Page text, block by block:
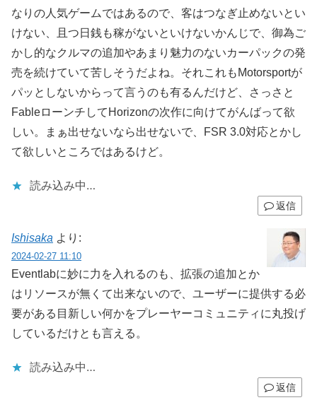
なりの人気ゲームではあるので、客はつなぎ止めないとい
けない、且つ日銭も稼がないといけないかんじで、御為ご
かし的なクルマの追加やあまり魅力のないカーパックの発
売を続けていて苦しそうだよね。それこれもMotorsportが
パッとしないからって言うのも有るんだけど、さっさと
FableローンチしてHorizonの次作に向けてがんばって欲
しい。まぁ出せないなら出せないで、FSR 3.0対応とかし
て欲しいところではあるけど。
読み込み中…
返信
Ishisaka より:
2024-02-27 11:10
Eventlabに妙に力を入れるのも、拡張の追加とか
はリソースが無くて出来ないので、ユーザーに提供する必
要がある目新しい何かをプレーヤーコミュニティに丸投げ
しているだけとも言える。
読み込み中…
返信